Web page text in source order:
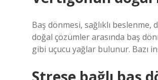
Baş dönmesi, sağlıklı
doğal çözümler arasında baş
gibi uçucu yağlar bulunur. Bazı